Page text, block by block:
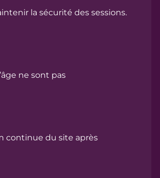
la sécurité des sessions.
ne sont pas
continue du site après